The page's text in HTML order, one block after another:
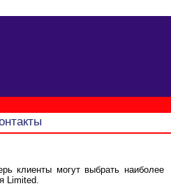
клиенты могут выбрать наиболее
Limited.